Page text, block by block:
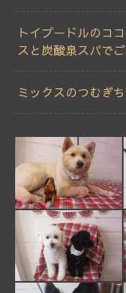
トイプードルのコ
スと炭酸泉スパで
ミックスのつむぎ